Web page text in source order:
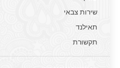
שירות צבאי
תאילנד
תקשורת